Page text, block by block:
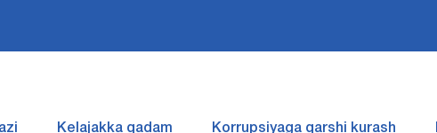
Kelajakka qadam Korrupsiyaga qarshi kurash